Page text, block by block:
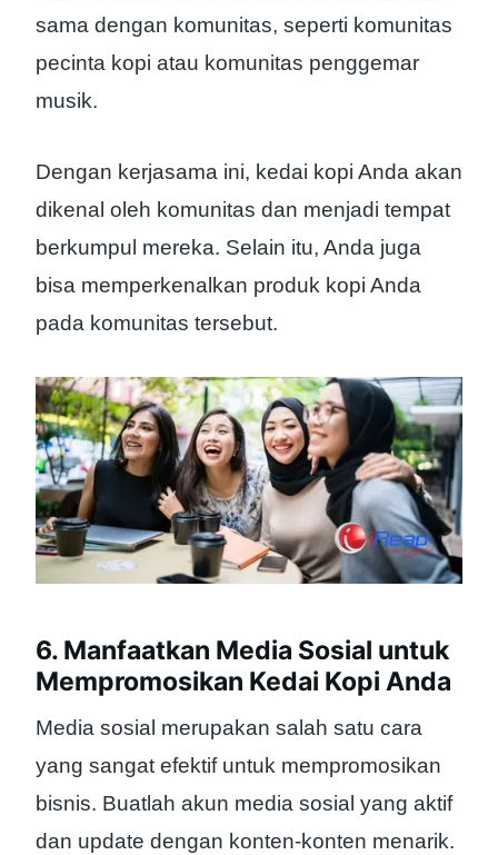
sama dengan komunitas, seperti komunitas
pecinta kopi atau komunitas penggemar
musik.
Dengan kerjasama ini, kedai kopi Anda akan
dikenal oleh komunitas dan menjadi tempat
berkumpul mereka. Selain itu, Anda juga
bisa memperkenalkan produk kopi Anda
pada komunitas tersebut.
6. Manfaatkan Media Sosial untuk
Mempromosikan Kedai Kopi Anda
Media sosial merupakan salah satu cara
yang sangat efektif untuk mempromosikan
bisnis. Buatlah akun media sosial yang aktif
dan update dengan konten-konten menarik.